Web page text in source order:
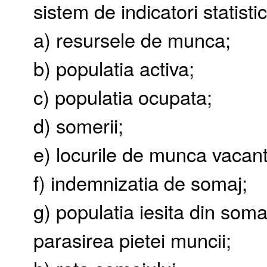
sistem de indicatori
a) resursele de munca;
b) populatia activa;
c) populatia ocupata;
d) somerii;
e) locurile de munca
f) indemnizatia de somaj;
g) populatia iesita din
parasirea pietei muncii;